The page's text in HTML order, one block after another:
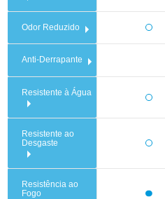
Odor Reduzido
Anti-Derrapante
Resistente à Água
Resistente ao
Desgaste
Resistência ao
Fogo